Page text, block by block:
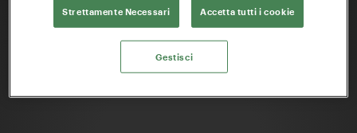
Strettamente Necessari Accetta tutti i cookie
Gestisci